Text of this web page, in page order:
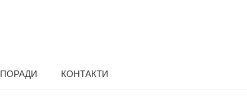
ПОРАДИ КОНТАКТИ